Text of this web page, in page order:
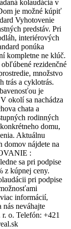
kolaudácia v
je možné kúpiť
Vyhotovenie
predstáv. Pri
interiérových
ponúka
kompletne ne klúč.
rezidenčné
množstvo
trás a cyklotrás.
je
okolí sa nachádza
chata a
rodinných
domu,
Aktuálnu
domov nájdete na
:
sa pri podpise
z kúpnej ceny.
pri podpise
informácií,
nás neváhajte
o. Telefón: +421